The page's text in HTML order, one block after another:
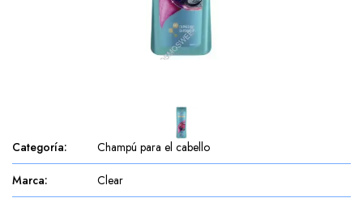
Categoría: Champú para el cabello
Marca: Clear